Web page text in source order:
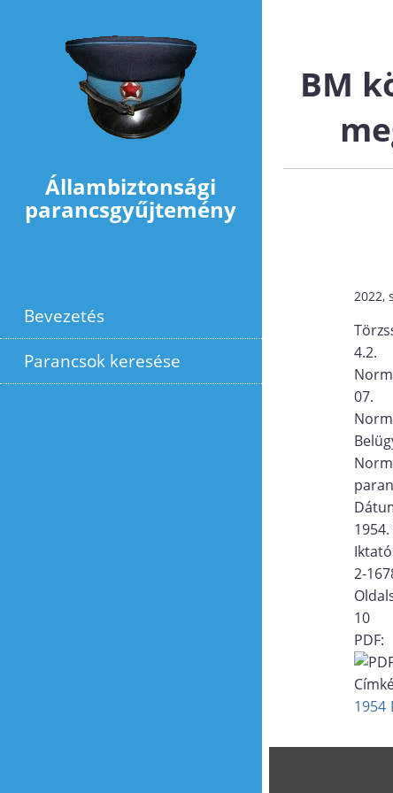
Állambiztonsági
parancsgyűjtemény
Bevezetés
Parancsok keresése
BM
2022,
4.2.
07.
2-
10
PDF:
1954